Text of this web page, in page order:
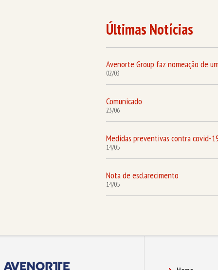
Últimas Notícias
Avenorte Group faz nomeação de
02/03
Comunicado
23/06
Medidas preventivas contra covid-
14/05
Nota de esclarecimento
14/05